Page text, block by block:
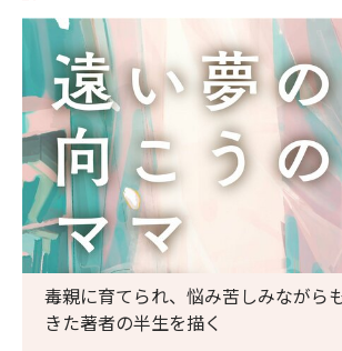
毒親に育てられ、悩み苦しみながら
きた著者の半生を描く